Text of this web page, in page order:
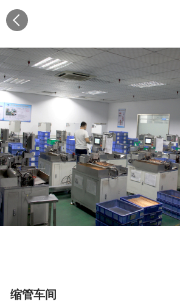
缩管车间